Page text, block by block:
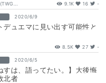
9.1K 16 -
2020/6/9
デュエマに見い出す可能性と
8.5K 27 -
2020/6/5
すは、語ってたい。】大後悔
北者